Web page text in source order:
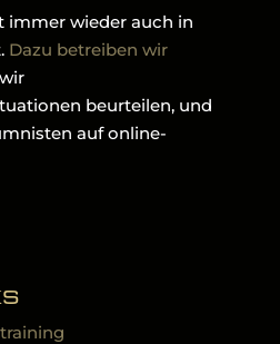
immer wieder auch in
Dazu betreiben wir
beurteilen, und
auf online-